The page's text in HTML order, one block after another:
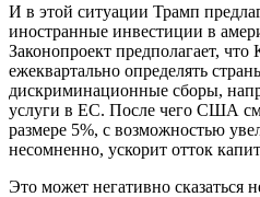
И в этой ситуации Трамп
иностранные инвестиции в
Законопроект предполагает, что
ежеквартально определять
дискриминационные сборы,
услуги в ЕС. После чего США
размере 5%, с возможностью
несомненно, ускорит отток
Это может негативно сказаться